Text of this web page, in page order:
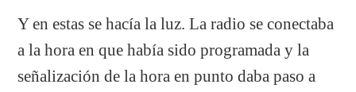
Y en estas se hacía la luz. La radio se conectaba
a la hora en que había sido programada y la
señalización de la hora en punto daba paso a